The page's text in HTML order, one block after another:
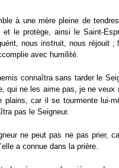
à une mère pleine de
le protège, ainsi le Saint-
nous instruit, nous réjouit ;
avec humilité.
connaîtra sans tarder le
qui ne les aime pas, je ne veux
car il se tourmente lui-
pas le Seigneur.
ne peut pas ne pas prier,
a connue dans la prière.